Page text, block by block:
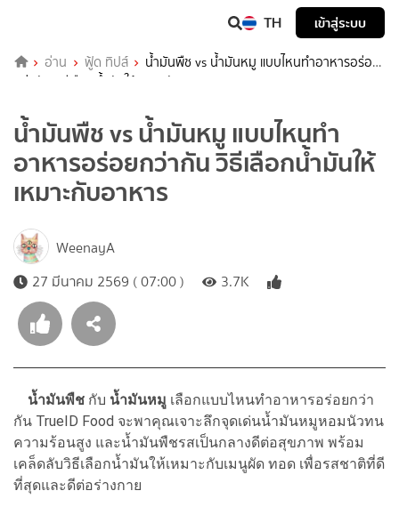
TH เข้าสู่ระบบ
อ่าน ฟู้ด ทิปส์
น้ำมันพืช vs น้ำมันหมู แบบไหนทำอาหารอร่อย
กว่ากัน วิธีเลือกน้ำมันให้เหมาะกับอาหาร
น้ำมันพืช vs น้ำมันหมู แบบไหนทำ
อาหารอร่อยกว่ากัน วิธีเลือกน้ำมันให้
เหมาะกับอาหาร
WeenayA
27 มีนาคม 2569 ( 07:00 )
3.7K
น้ำมันพืช กับ น้ำมันหมู เลือกแบบไหนทำอาหารอร่อยกว่า
กัน TrueID Food จะพาคุณเจาะลึกจุดเด่นน้ำมันหมูหอมนัวทน
ความร้อนสูง และน้ำมันพืชรสเป็นกลางดีต่อสุขภาพ พร้อม
เคล็ดลับวิธีเลือกน้ำมันให้เหมาะกับเมนูผัด ทอด เพื่อรสชาติที่ดี
ที่สุดและดีต่อร่างกาย